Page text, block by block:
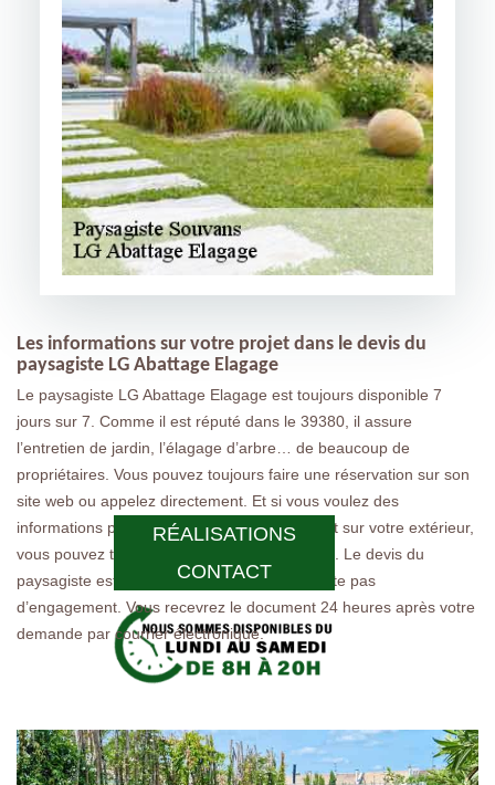
RÉALISATIONS
CONTACT
Les informations sur votre projet dans le devis du
paysagiste LG Abattage Elagage
Le paysagiste LG Abattage Elagage est toujours disponible 7
jours sur 7. Comme il est réputé dans le 39380, il assure
l’entretien de jardin, l’élagage d’arbre… de beaucoup de
propriétaires. Vous pouvez toujours faire une réservation sur son
site web ou appelez directement. Et si vous voulez des
informations précises à propos de votre projet sur votre extérieur,
vous pouvez tout de suite demander un devis. Le devis du
paysagiste est tout à fait gratuit et ne comporte pas
d’engagement. Vous recevrez le document 24 heures après votre
demande par courrier électronique.